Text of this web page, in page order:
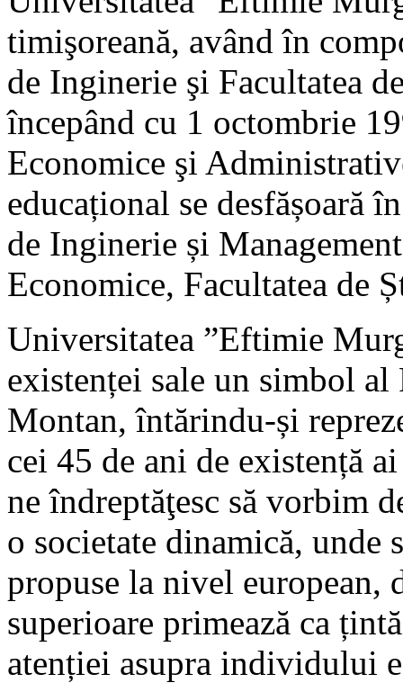
timişoreană, având în
de Inginerie şi Facultatea
începând cu 1 octombrie
Economice şi
educațional se desfășoară
de Inginerie și
Economice, Facultatea de
Universitatea ”Eftimie
existenței sale un simbol
Montan, întărindu-și
cei 45 de ani de existență
ne îndreptăţesc să vorbim
o societate dinamică, unde
propuse la nivel european,
superioare primează ca
atenției asupra individului